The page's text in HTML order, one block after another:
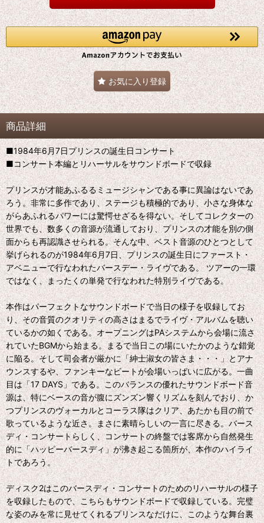
お気に入り登録
商品詳細
■1984年6月7日プリンスの誕生日コンサート
■コンサート本編とリハーサルをサウンドボードで収録
プリンスが才能あふるるミュージシャンである事に異論はないであ
ろう。非常に多作であり、ステージも積極的であり、小さな身体な
がらあふれるパワーには驚愕せざるを得ない。そしてコレクターの
世界でも、数多くの音源が流通しており、プリンスの才能を別の側
面からも再認識させられる。そんな中、ベスト音源のひとつとして
挙げられるのが1984年6月7日、プリンスの誕生日にファースト・
アベニューで行なわれたバースデー・ライヴである。 ツアーの一環
ではなく、まったくの単発で行なわれた特別ライヴである。
本作はパーフェクトなサウンドボードで当日の様子を収録してお
り、その音質のクオリティの高さはまるでライヴ・アルバムを聴い
ているかの如くである。オープニングはPAシステムから会場に流さ
れていたBGMから始まる。まるで当日この場にいたかのような錯覚
に陥る。そして司会者が厳かに「紳士淑女の皆さま・・・」とアナ
ウンスするや、ファンキーなビートが会場いっぱいに広がる。一曲
目は「17 DAYS」である。このバランスの優れたサウンドボード音
源は、特にベースの音が腹にズンズン響くリズムを刻んでおり、か
つプリンスのヴォーカルとコーラス隊はクリア、あたかも目の前で
歌っているような近さ。まさに素晴らしいの一言に尽きる。バース
ディ・コンサートらしく、コンサートの終盤では客席から自然発生
的に「ハッピーバースディ」が沸き起こる箇所が、本作のハイライ
トであろう。
ディスク2はこのバースディ・コンサートのためのリハーサルの様子
を収録したもので、こちらもサウンドボードで収録している。完璧
な姿のみを常に見せてくれるプリンスなだけに、このような舞台裏